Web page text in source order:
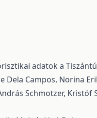
adatok a
Campos, Norina
Schmotzer,